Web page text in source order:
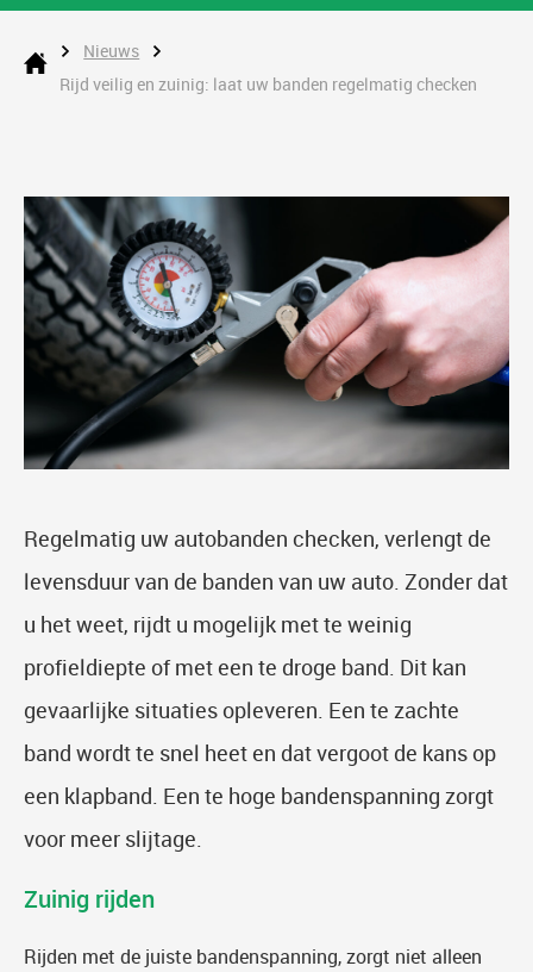
Nieuws
Rijd veilig en zuinig: laat uw banden regelmatig checken
Regelmatig uw autobanden checken, verlengt de
levensduur van de banden van uw auto. Zonder dat
u het weet, rijdt u mogelijk met te weinig
profieldiepte of met een te droge band. Dit kan
gevaarlijke situaties opleveren. Een te zachte
band wordt te snel heet en dat vergoot de kans op
een klapband. Een te hoge bandenspanning zorgt
voor meer slijtage.
Zuinig rijden
Rijden met de juiste bandenspanning, zorgt niet alleen